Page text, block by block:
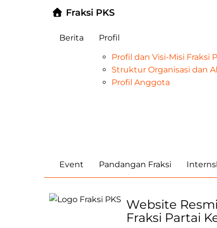
Fraksi PKS
Berita
Profil
Profil dan Visi-Misi Fraksi
Struktur Organisasi dan
Profil Anggota
Event
Pandangan Fraksi
Website Resmi
Fraksi Partai